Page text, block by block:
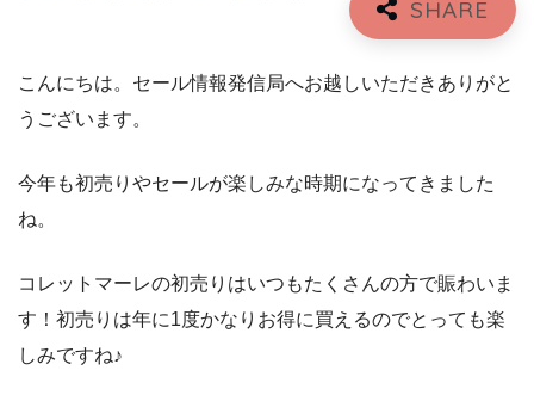
こんにちは。セール情報発信局へお越しいただきありがと
うございます。
今年も初売りやセールが楽しみな時期になってきました
ね。
コレットマーレの初売りはいつもたくさんの方で賑わいま
す！初売りは年に1度かなりお得に買えるのでとっても楽
しみですね♪